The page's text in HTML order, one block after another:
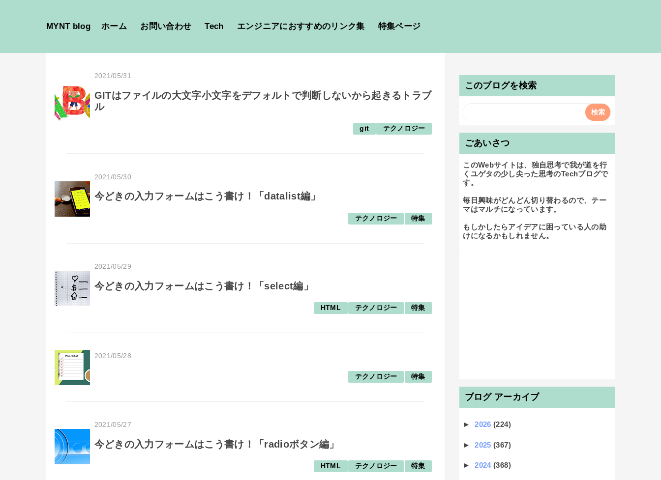
MYNT blog ホーム お問い合わせ Tech エンジニアにおすすめのリンク集 特集ページ
2021/05/31
GITはファイルの大文字小文字をデフォルトで判断しないから起きるトラブ
ル
git テクノロジー
2021/05/30
今どきの入力フォームはこう書け！「datalist編」
テクノロジー 特集
2021/05/29
今どきの入力フォームはこう書け！「select編」
HTML テクノロジー 特集
2021/05/28
テクノロジー 特集
2021/05/27
今どきの入力フォームはこう書け！「radioボタン編」
HTML テクノロジー 特集
このブログを検索
ごあいさつ
このWebサイトは、独自思考で我が道を行
くユゲタの少し尖った思考のTechブログで
す。
毎日興味がどんどん切り替わるので、テー
マはマルチになっています。
もしかしたらアイデアに困っている人の助
けになるかもしれません。
ブログ アーカイブ
►2026(224)
►2025(367)
►2024(368)